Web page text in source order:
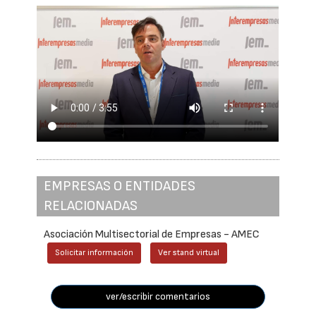
EMPRESAS O ENTIDADES
RELACIONADAS
Asociación Multisectorial de Empresas - AMEC
Solicitar información Ver stand virtual
ver/escribir comentarios